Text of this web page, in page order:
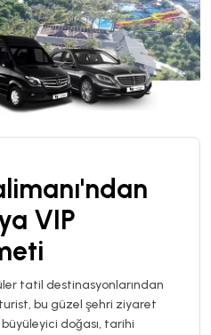
VIP
tatil destinasyonlarından
bu güzel şehri ziyaret
doğası, tarihi